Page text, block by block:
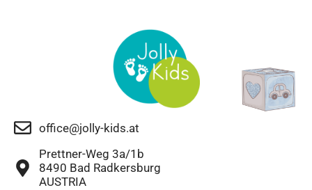
office@jolly-kids.at
Prettner-Weg 3a/1b
8490 Bad Radkersburg
AUSTRIA